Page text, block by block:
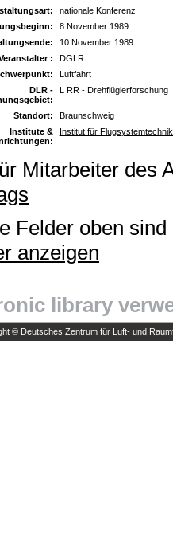
nationale Konferenz
8 November 1989
10 November 1989
:
DGLR
Luftfahrt
DLR -
L RR - Drehflüglerforschung
Standort:
Braunschweig
Institute &
Institut für
Mitarbeiter des
Felder oben
anzeigen
library
© Deutsches Zentrum für Luft- und